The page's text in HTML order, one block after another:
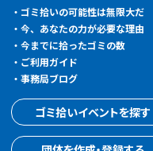
ゴミ拾いの可能性は無限大だ
今、あなたの力が必要な理由
今までに拾ったゴミの数
ご利用ガイド
事務局ブログ
ゴミ拾いイベントを探す